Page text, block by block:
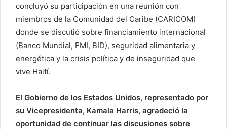
u
n
c
o
l
concluyó su participación en una reunión con
miembros de la Comunidad del Caribe (CARICOM)
donde se discutió sobre financiamiento internacional
(Banco Mundial, FMI, BID), seguridad alimentaria y
energética y la crisis política y de inseguridad que
vive Haití.
El Gobierno de los Estados Unidos, representado por
su Vicepresidenta, Kamala Harris, agradeció la
oportunidad de continuar las discusiones sobre